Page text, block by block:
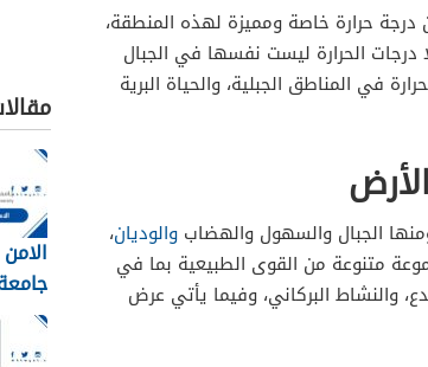
درجة حرارة خاصة ومميزة لهذه المنطقة،
درجات الحرارة ليست نفسها في الجبال
في المناطق الجبلية، والحياة البرية
الجبال والسهول والهضاب والوديان،
متنوعة من القوى الطبيعية بما في
والنشاط البركاني، وفيما يأتي عرض